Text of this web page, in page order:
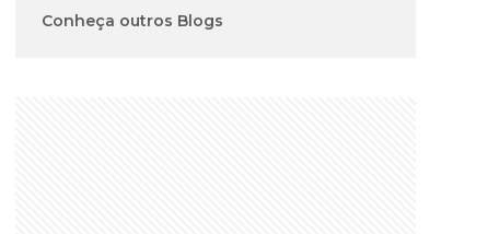
Conheça outros Blogs